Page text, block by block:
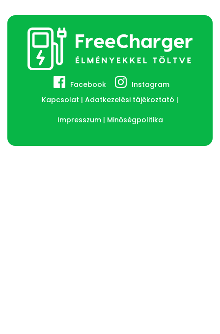
Facebook
Instagram
Kapcsolat
Adatkezelési tájékoztató
Impresszum Minőségpolitika